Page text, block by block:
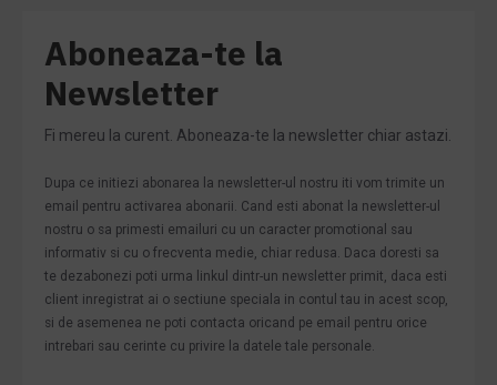
Aboneaza-te la
Newsletter
Fi mereu la curent. Aboneaza-te la newsletter chiar astazi.
Dupa ce initiezi abonarea la newsletter-ul nostru iti vom trimite un
email pentru activarea abonarii. Cand esti abonat la newsletter-ul
nostru o sa primesti emailuri cu un caracter promotional sau
informativ si cu o frecventa medie, chiar redusa. Daca doresti sa
te dezabonezi poti urma linkul dintr-un newsletter primit, daca esti
client inregistrat ai o sectiune speciala in contul tau in acest scop,
si de asemenea ne poti contacta oricand pe email pentru orice
intrebari sau cerinte cu privire la datele tale personale.